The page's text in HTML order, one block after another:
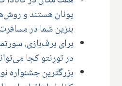
یونان هستند و
بنزین شما در مسافرت
برای برف‌بازی،
در تورنتو کجا
بزرگترین جشنواره